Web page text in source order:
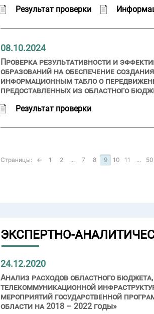
Результат проверки
08.10.2024
Проверка результативности и
образований на обеспечение
информационным табло о
предоставленных из областного
Результат проверки
Страницы: ← 1 2 ... 7 8 9 10 11 ... 50
ЭКСПЕРТНО-
24.12.2020
Анализ расходов областного
телекоммуникационной
мероприятий государственной
области на 2018 – 2022 годы»